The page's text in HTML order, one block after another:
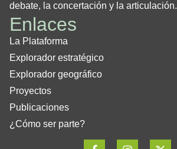
debate, la concertación y la articulación.
Enlaces
La Plataforma
Explorador estratégico
Explorador geográfico
Proyectos
Publicaciones
¿Cómo ser parte?